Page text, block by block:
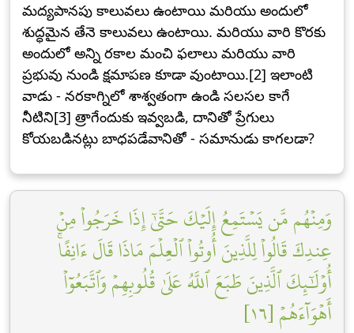
మద్యపానపు కాలువలు ఉంటాయి మరియు అందులో
శుద్ధమైన తేనె కాలువలు ఉంటాయి. మరియు వారి కొరకు
అందులో అన్ని రకాల మంచి ఫలాలు మరియు వారి
ప్రభువు నుండి క్షమాపణ కూడా వుంటాయి.[2] ఇలాంటి
వాడు - నరకాగ్నిలో శాశ్వతంగా ఉండి సలసల కాగే
నీటిని[3] త్రాగేందుకు ఇవ్వబడి, దానితో ప్రేగులు
కోయబడినట్లు బాధపడేవానితో - సమానుడు కాగలడా?
وَمِنۡهُم مَّن يَسۡتَمِعُ إِلَيۡكَ حَتَّىٰٓ إِذَا خَرَجُواْ مِنۡ
عِندِكَ قَالُواْ لِلَّذِينَ أُوتُواْ ٱلۡعِلۡمَ مَاذَا قَالَ ءَانِفًاۚ
أُوْلَٰٓئِكَ ٱلَّذِينَ طَبَعَ ٱللَّهُ عَلَىٰ قُلُوبِهِمۡ وَٱتَّبَعُوٓاْ
أَهۡوَآءَهُمۡ [١٦]